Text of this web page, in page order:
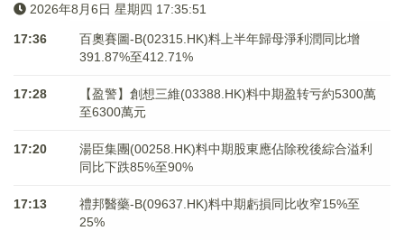
2026年8月6日 星期四 17:35:52
17:36
百奧賽圖-B(02315.HK)料上半年歸母淨利潤同比增
391.87%至412.71%
17:28
【盈警】創想三維(03388.HK)料中期盈转亏約5300萬
至6300萬元
17:20
湯臣集團(00258.HK)料中期股東應佔除稅後綜合溢利
同比下跌85%至90%
17:13
禮邦醫藥-B(09637.HK)料中期虧損同比收窄15%至
25%